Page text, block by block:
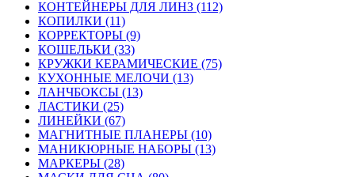
КОНТЕЙНЕРЫ ДЛЯ ЛИНЗ (112)
КОПИЛКИ (11)
КОРРЕКТОРЫ (9)
КОШЕЛЬКИ (33)
КРУЖКИ КЕРАМИЧЕСКИЕ (75)
КУХОННЫЕ МЕЛОЧИ (13)
ЛАНЧБОКСЫ (13)
ЛАСТИКИ (25)
ЛИНЕЙКИ (67)
МАГНИТНЫЕ ПЛАНЕРЫ (10)
МАНИКЮРНЫЕ НАБОРЫ (13)
МАРКЕРЫ (28)